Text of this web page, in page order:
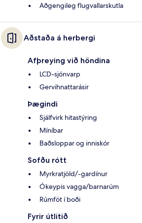
Aðgengileg flugvallarskutla
Aðstaða á herbergi
Afþreying við höndina
LCD-sjónvarp
Gervihnattarásir
Þægindi
Sjálfvirk hitastýring
Míníbar
Baðsloppar og inniskór
Sofðu rótt
Myrkratjöld/-gardínur
Ókeypis vagga/barnarúm
Rúmföt í boði
Fyrir útlitið